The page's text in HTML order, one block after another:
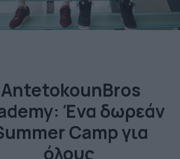
AntetokounBros
Ένα δωρεάν
Camp για
όλους